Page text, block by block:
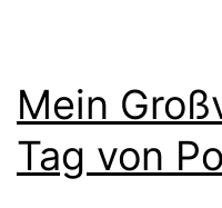
Mein
Tag von